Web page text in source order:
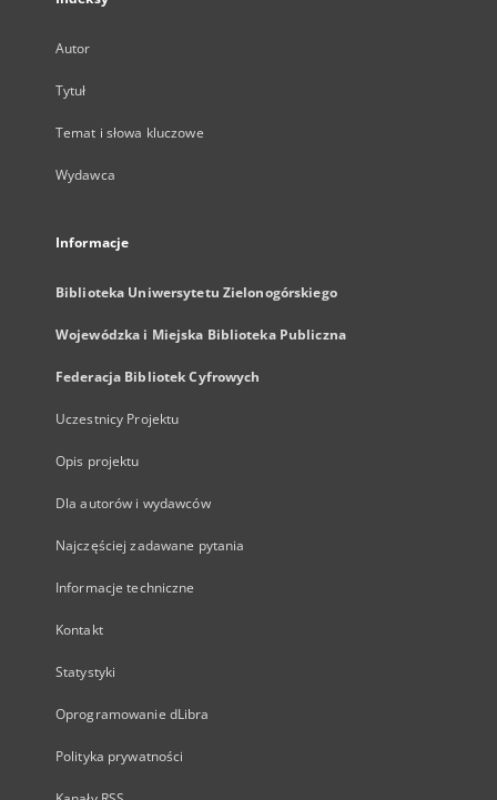
Autor
Tytuł
Temat i słowa kluczowe
Wydawca
Informacje
Biblioteka Uniwersytetu Zielonogórskiego
Wojewódzka i Miejska Biblioteka Publiczna
Federacja Bibliotek Cyfrowych
Uczestnicy Projektu
Opis projektu
Dla autorów i wydawców
Najczęściej zadawane pytania
Informacje techniczne
Kontakt
Statystyki
Oprogramowanie dLibra
Polityka prywatności